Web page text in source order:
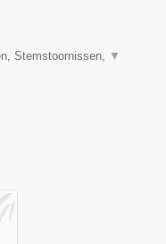
Stemstoornissen, ▼